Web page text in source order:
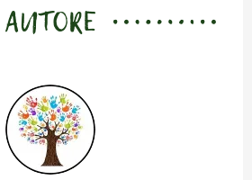
AUTORE